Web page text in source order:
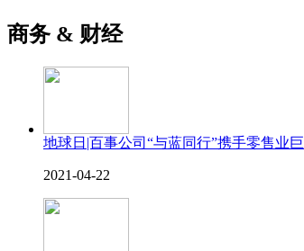
商务 & 财经
地球日|百事公司“与蓝同行”携手零售业巨
2021-04-22